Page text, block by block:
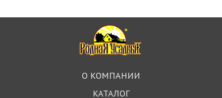
О КОМПАНИИ
КАТАЛОГ